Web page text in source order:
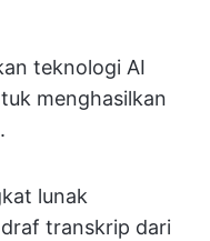
teknologi AI
menghasilkan
lunak
transkrip dari